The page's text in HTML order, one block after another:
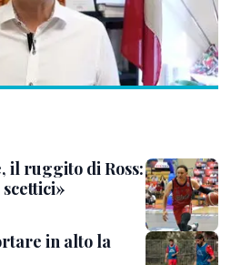
il ruggito di Ross:
in alto la